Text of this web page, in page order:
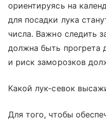
ориентируясь на
для посадки лука
числа. Важно следить
должна быть прогрета
и риск заморозков
Какой лук-севок
Для того, чтобы